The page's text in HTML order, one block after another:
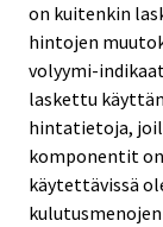
on kuitenkin
hintojen
volyymi-
laskettu
hintatietoja,
komponentit
käytettävissä